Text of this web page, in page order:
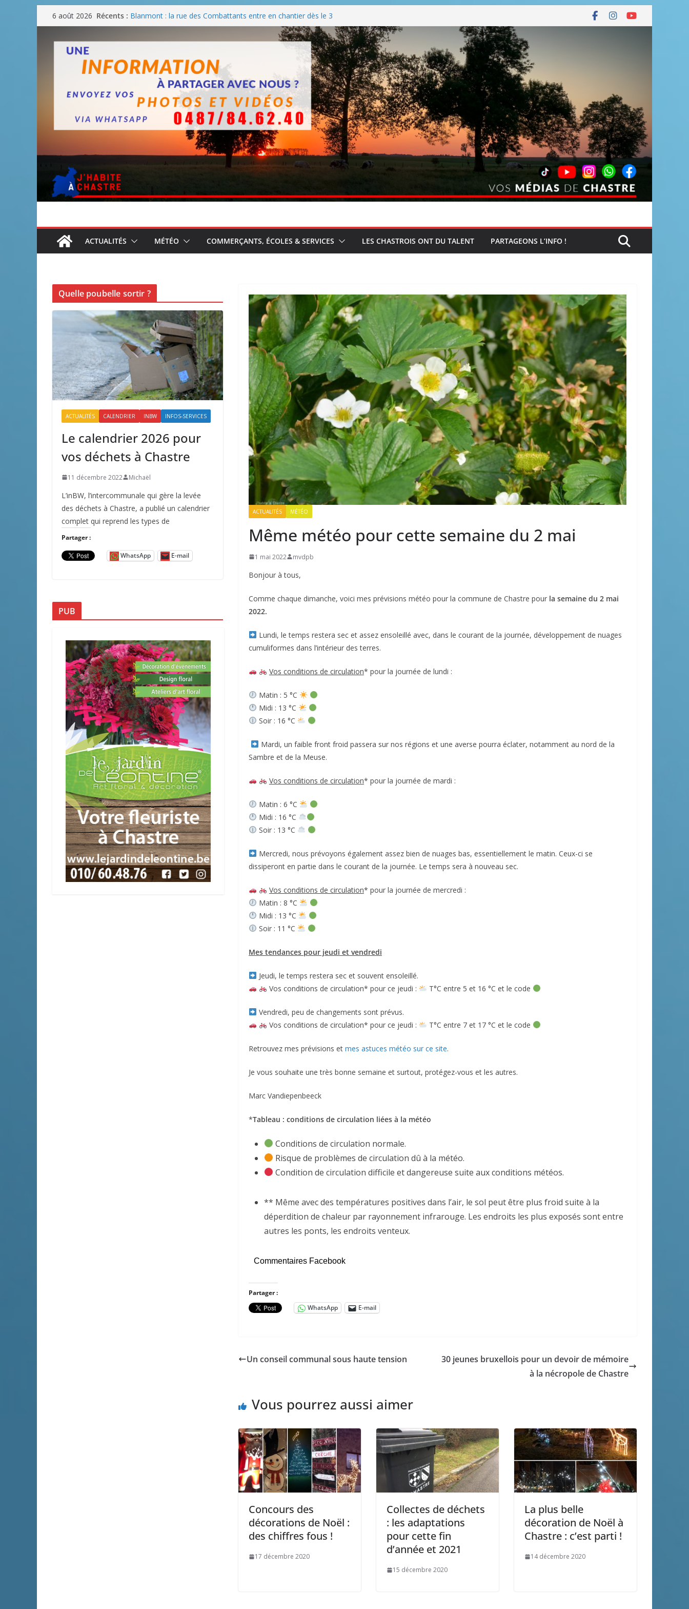
Passer
au
contenu
6 août 2026 Récents : Blanmont : la rue des Combattants entre en chantier dès le 3
août
Une fête nationale sans drache
ACTUALITÉS MÉTÉO COMMERÇANTS, ÉCOLES & SERVICES LES CHASTROIS ONT DU TALENT PARTAGEONS L’INFO !
ACTUALITÉS MÉTÉO
Même météo pour cette semaine du 2 mai
1 mai 2022 mvdpb
Bonjour à tous,
Comme chaque dimanche, voici mes prévisions météo pour la commune de Chastre pour la semaine du 2 mai
2022.
Lundi, le temps restera sec et assez ensoleillé avec, dans le courant de la journée, développement de nuages
cumuliformes dans l’intérieur des terres.
Vos conditions de circulation* pour la journée de lundi :
Matin : 5 °C
Midi : 13 °C
Soir : 16 °C
Mardi, un faible front froid passera sur nos régions et une averse pourra éclater, notamment au nord de la
Sambre et de la Meuse.
Vos conditions de circulation* pour la journée de mardi :
Matin : 6 °C
Midi : 16 °C
Soir : 13 °C
Mercredi, nous prévoyons également assez bien de nuages bas, essentiellement le matin. Ceux-ci se
dissiperont en partie dans le courant de la journée. Le temps sera à nouveau sec.
Vos conditions de circulation* pour la journée de mercredi :
Matin : 8 °C
Midi : 13 °C
Soir : 11 °C
Mes tendances pour jeudi et vendredi
Jeudi, le temps restera sec et souvent ensoleillé.
Vos conditions de circulation* pour ce jeudi :
T°C entre 5 et 16 °C et le code
Vendredi, peu de changements sont prévus.
Vos conditions de circulation* pour ce jeudi :
T°C entre 7 et 17 °C et le code
Retrouvez mes prévisions et mes astuces météo sur ce site.
Je vous souhaite une très bonne semaine et surtout, protégez-vous et les autres.
Marc Vandiepenbeeck
*Tableau : conditions de circulation liées à la météo
Conditions de circulation normale.
Risque de problèmes de circulation dû à la météo.
Condition de circulation difficile et dangereuse suite aux conditions météos.
** Même avec des températures positives dans l’air, le sol peut être plus froid suite à la
déperdition de chaleur par rayonnement infrarouge. Les endroits les plus exposés sont entre
autres les ponts, les endroits venteux.
Commentaires Facebook
Partager :
WhatsApp
E-mail
Un conseil communal sous haute tension
30 jeunes bruxellois pour un devoir de mémoire
à la nécropole de Chastre
Vous pourrez aussi aimer
Concours des
décorations de Noël :
des chiffres fous !
17 décembre 2020
Collectes de déchets
: les adaptations
pour cette fin
d’année et 2021
15 décembre 2020
La plus belle
décoration de Noël à
Chastre : c’est parti !
14 décembre 2020
Quelle poubelle sortir ?
ACTUALITÉS CALENDRIER INBW INFOS-SERVICES
Le calendrier 2026 pour
vos déchets à Chastre
11 décembre 2022 Michaël
L’inBW, l’intercommunale qui gère la levée
des déchets à Chastre, a publié un calendrier
complet qui reprend les types de
Partager :
WhatsApp E-mail
PUB